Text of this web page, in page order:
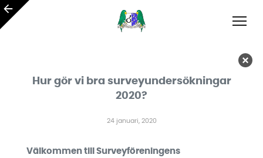
Hur gör vi bra surveyundersökningar
2020?
24 januari, 2020
Välkommen till Surveyföreningens